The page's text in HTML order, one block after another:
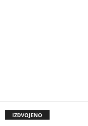
IZDVOJENO